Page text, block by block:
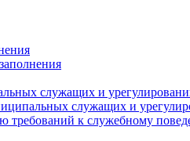
служащих и
служащих и
к служебному